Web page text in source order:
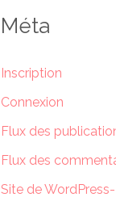
Méta
Inscription
Connexion
Flux des
Flux des
Site de